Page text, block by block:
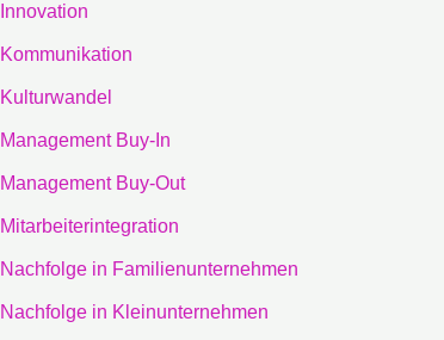
Innovation
Kommunikation
Kulturwandel
Management Buy-In
Management Buy-Out
Mitarbeiterintegration
Nachfolge in Familienunternehmen
Nachfolge in Kleinunternehmen